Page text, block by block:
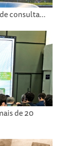
consulta...
de 20